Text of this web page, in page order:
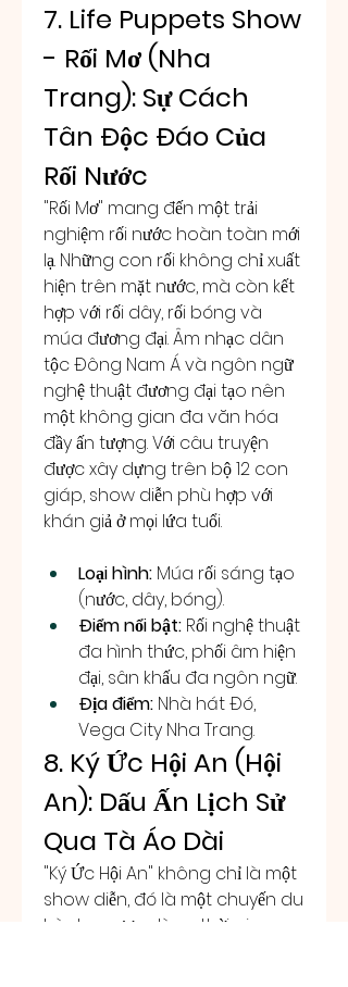
7. Life Puppets Show
- Rối Mơ (Nha
Trang): Sự Cách
Tân Độc Đáo Của
Rối Nước
"Rối Mơ" mang đến một trải
nghiệm rối nước hoàn toàn mới
lạ. Những con rối không chỉ xuất
hiện trên mặt nước, mà còn kết
hợp với rối dây, rối bóng và
múa đương đại. Âm nhạc dân
tộc Đông Nam Á và ngôn ngữ
nghệ thuật đương đại tạo nên
một không gian đa văn hóa
đầy ấn tượng. Với câu truyện
được xây dựng trên bộ 12 con
giáp, show diễn phù hợp với
khán giả ở mọi lứa tuổi.
Loại hình: Múa rối sáng tạo
(nước, dây, bóng).
Điểm nổi bật: Rối nghệ thuật
đa hình thức, phối âm hiện
đại, sân khấu đa ngôn ngữ.
Địa điểm: Nhà hát Đó,
Vega City Nha Trang.
8. Ký Ức Hội An (Hội
An): Dấu Ấn Lịch Sử
Qua Tà Áo Dài
"Ký Ức Hội An" không chỉ là một
show diễn, đó là một chuyến du
hành ngược dòng thời gian,